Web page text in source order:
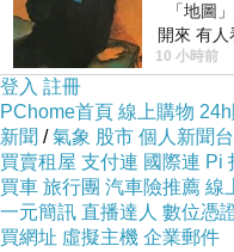
「地圖
開來 有
從中可以
10 小時前
登入 註冊
PChome首頁 線上購物
新聞 /氣象 股市 個人新聞台
買賣租屋 支付連 國際連 Pi
買車 旅行團 汽車險推薦 線
一元簡訊 直播達人 數位憑
買網址 虛擬主機 企業郵件